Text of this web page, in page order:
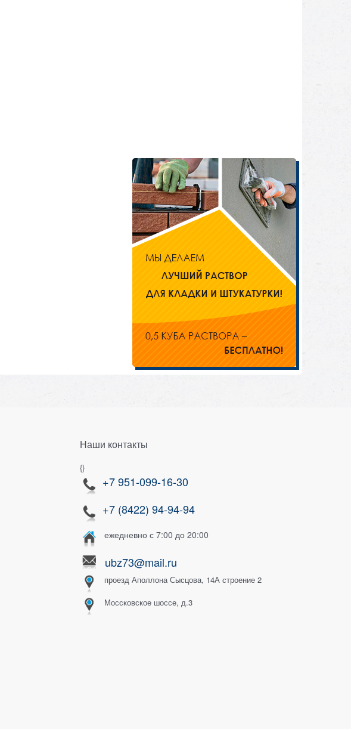
Наши контакты
{}
+7 951-099-16-30
+7 (8422) 94-94-94
ежедневно с 7:00 до 20:00
ubz73@mail.ru
проезд Аполлона Сысцова, 14А строение 2
Моссковское шоссе, д.3